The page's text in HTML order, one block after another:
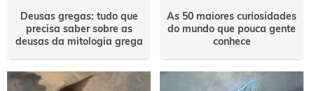
Deusas gregas: tudo que
precisa saber sobre as
deusas da mitologia grega
As 50 maiores curiosidades
do mundo que pouca gente
conhece